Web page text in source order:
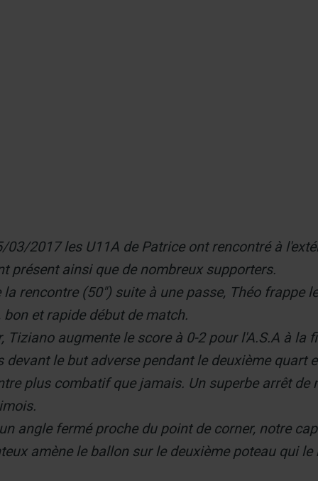
03/2017 les U11A de Patrice ont rencontré à
présent ainsi que de nombreux supporters.
rencontre (50") suite à une passe, Théo frappe
et rapide début de match.
augmente le score à 0-2 pour l'A.S.A à la
le but adverse pendant le deuxième quart
plus combatif que jamais. Un superbe arrêt de
angle fermé proche du point de corner, notre
amène le ballon sur le deuxième poteau qui